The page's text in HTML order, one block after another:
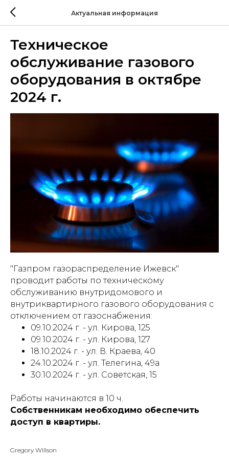
Актуальная информация
Техническое
обслуживание газового
оборудования в октябре
2024 г.
"Газпром газораспределение Ижевск"
проводит работы по техническому
обслуживанию внутридомового и
внутриквартирного газового оборудования с
отключением от газоснабжения:
09.10.2024 г. - ул. Кирова, 125
09.10.2024 г. - ул. Кирова, 127
18.10.2024 г. - ул. В. Краева, 40
24.10.2024 г. - ул. Телегина, 49а
30.10.2024 г. - ул. Советская, 15
Работы начинаются в 10 ч.
Собственникам необходимо обеспечить
доступ в квартиры.
Gregory Willson